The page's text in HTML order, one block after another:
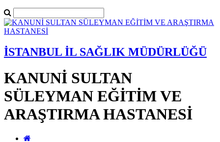
İSTANBUL İL SAĞLIK MÜDÜRLÜĞÜ
KANUNİ SULTAN
SÜLEYMAN EĞİTİM VE
ARAŞTIRMA HASTANESİ